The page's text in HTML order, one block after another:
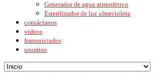
Generador de agua atmosferico
Esterilizador de luz ultravioleta
contáctanos
videos
franquiciados
usuarios